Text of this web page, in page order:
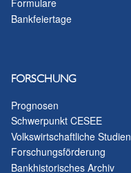
Bankfeiertage
FORSCHUNG
Prognosen
Schwerpunkt CESEE
Volkswirtschaftliche Studien
Forschungsförderung
Bankhistorisches Archiv